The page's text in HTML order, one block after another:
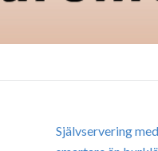
Självservering